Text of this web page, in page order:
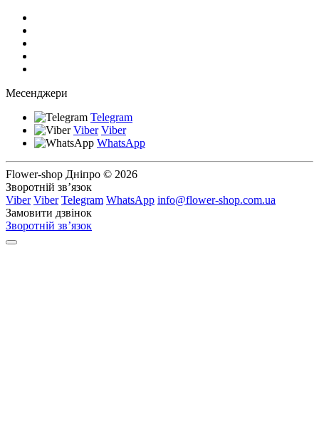
Месенджери
Telegram
Viber Viber
WhatsApp
Flower-shop Дніпро © 2026
Зворотній зв’язок
Viber Viber Telegram WhatsApp info@flower-shop.com.ua
Замовити дзвінок
Зворотній зв’язок